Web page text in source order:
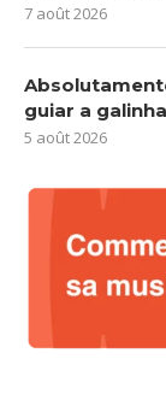
7 août 2026
guiar a
5 août 2026